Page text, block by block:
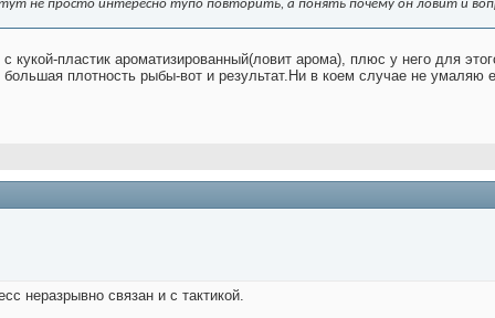
не просто интересно тупо повторить, а понять почему он ловит и
кукой-пластик ароматизированный(ловит арома), плюс у него для
плотность рыбы-вот и результат.Ни в коем случае не
неразрывно связан и с тактикой.